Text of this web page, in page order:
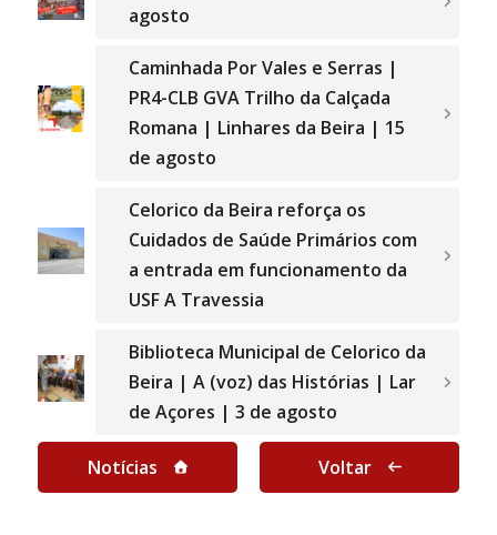
agosto
Caminhada Por Vales e Serras |
PR4-CLB GVA Trilho da Calçada
Romana | Linhares da Beira | 15
de agosto
Celorico da Beira reforça os
Cuidados de Saúde Primários com
a entrada em funcionamento da
USF A Travessia
Biblioteca Municipal de Celorico da
Beira | A (voz) das Histórias | Lar
de Açores | 3 de agosto
Notícias Voltar